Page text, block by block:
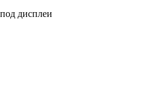
дисплеи